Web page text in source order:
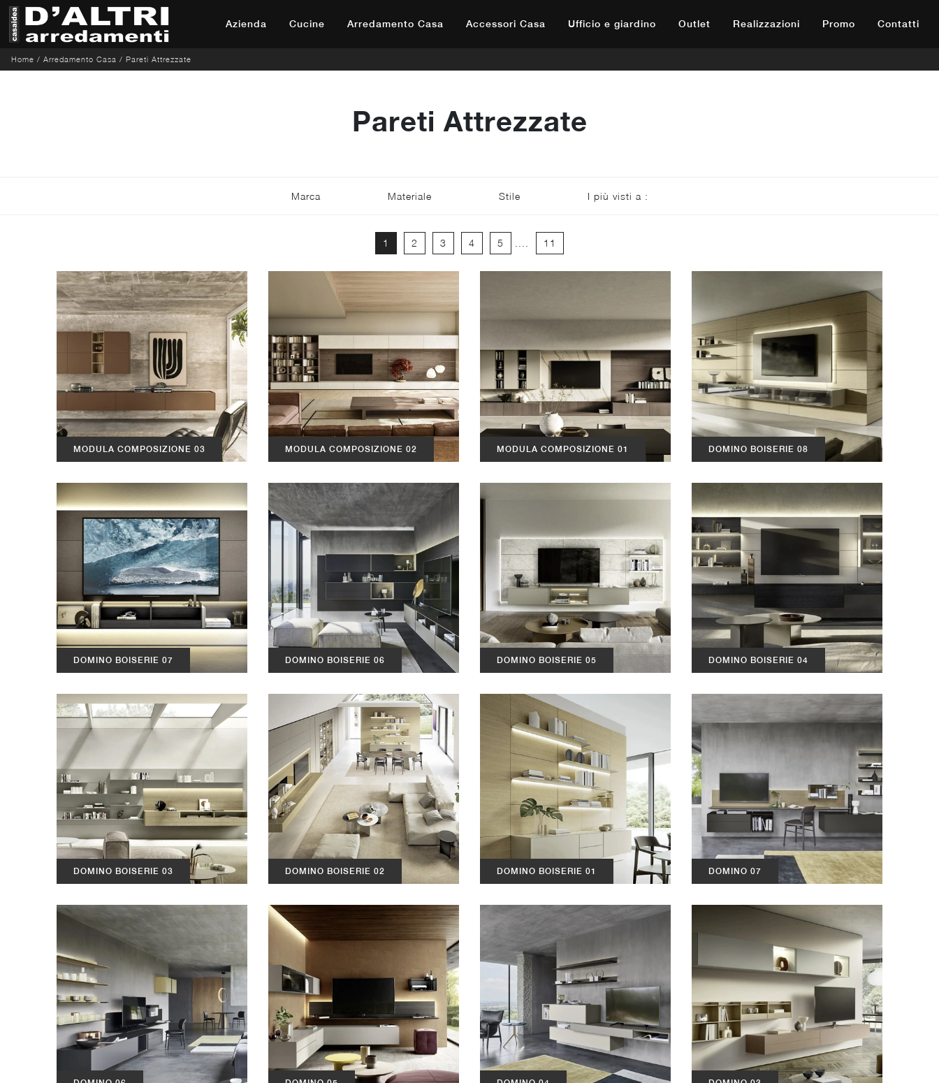
Azienda Cucine Arredamento Casa Accessori Casa Ufficio e giardino Outlet Realizzazioni Promo Contatti
Home / Arredamento Casa / Pareti Attrezzate
Pareti Attrezzate
Marca Materiale Stile I più visti a :
1 2 3 4 5 .... 11
MODULA COMPOSIZIONE 03 MODULA COMPOSIZIONE 02 MODULA COMPOSIZIONE 01 DOMINO BOISERIE 08
DOMINO BOISERIE 07 DOMINO BOISERIE 06 DOMINO BOISERIE 05 DOMINO BOISERIE 04
DOMINO BOISERIE 03 DOMINO BOISERIE 02 DOMINO BOISERIE 01 DOMINO 07